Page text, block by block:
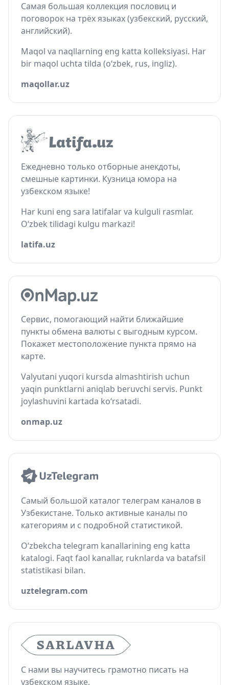
Самая большая коллекция пословиц и
поговорок на трёх языках (узбекский, русский,
английский).
Maqol va naqllarning eng katta kolleksiyasi. Har
bir maqol uchta tilda (o‘zbek, rus, ingliz).
maqollar.uz
Ежедневно только отборные анекдоты,
смешные картинки. Кузница юмора на
узбекском языке!
Har kuni eng sara latifalar va kulguli rasmlar.
O‘zbek tilidagi kulgu markazi!
latifa.uz
Сервис, помогающий найти ближайшие
пункты обмена валюты с выгодным курсом.
Покажет местоположение пункта прямо на
карте.
Valyutani yuqori kursda almashtirish uchun
yaqin punktlarni aniqlab beruvchi servis. Punkt
joylashuvini kartada ko‘rsatadi.
onmap.uz
Самый большой каталог телеграм каналов в
Узбекистане. Только активные каналы по
категориям и с подробной статистикой.
O‘zbekcha telegram kanallarining eng katta
katalogi. Faqt faol kanallar, ruknlarda va batafsil
statistikasi bilan.
uztelegram.com
С нами вы научитесь грамотно писать на
узбекском языке.